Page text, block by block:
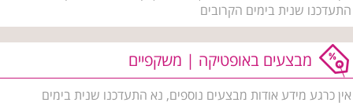
התעדכנו שנית בימים הקרובים
מבצעים באופטיקה | משקפיים
אין כרגע מידע אודות מבצעים נוספים, נא התעדכנו שנית בימים